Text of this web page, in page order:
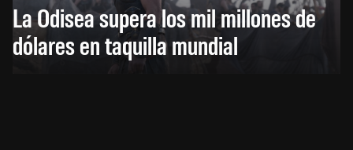
La Odisea supera los mil millones de
dólares en taquilla mundial